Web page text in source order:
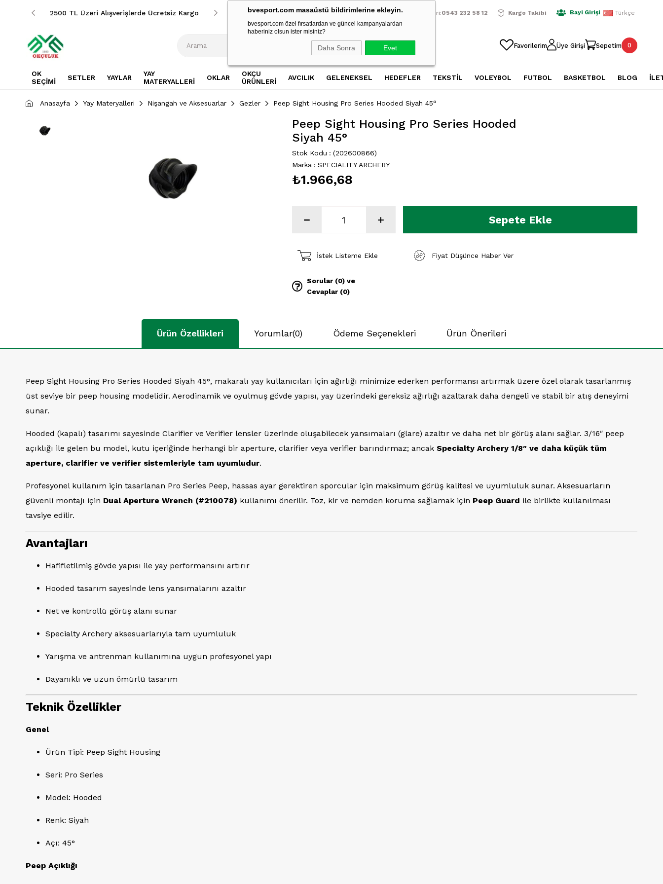
bvesport.com masaüstü bildirimlerine ekleyin.
bvesport.com özel fırsatlardan ve güncel kampanyalardan
haberiniz olsun ister misiniz?
Daha Sonra Evet
2500 TL Üzeri Alışverişlerde Ücretsiz Kargo 2500 TL Üzeri Alışverişlerde Ücretsiz Kargo 2500 TL Üzeri Alışverişlerde Ücretsiz Kargo 2500 TL Üzeri Alışverişlerde
Müşteri Hizmetleri:0543 232 58 12 Kargo Takibi Bayi Girişi Türkçe
Favorilerim Üye Girişi Sepetim 0
OK
SEÇİMİ
SETLER YAYLAR
YAY
MATERYALLERİ
OKLAR
OKÇU
ÜRÜNLERİ
AVCILIK GELENEKSEL HEDEFLER TEKSTİL VOLEYBOL FUTBOL BASKETBOL BLOG
Anasayfa Yay Materyalleri Nişangah ve Aksesuarlar Gezler Peep Sight Housing Pro Series Hooded Siyah 45°
Peep Sight Housing Pro Series Hooded
Siyah 45°
Stok Kodu
(202600866)
Marka : SPECIALITY ARCHERY
₺1.966,68
İstek Listeme Ekle Fiyat Düşünce Haber Ver
Sorular (0) ve
Cevaplar (0)
Ürün Özellikleri Yorumlar(0) Ödeme Seçenekleri Ürün Önerileri
Peep Sight Housing Pro Series Hooded Siyah 45°, makaralı yay kullanıcıları için ağırlığı minimize ederken performansı artırmak üzere özel olarak tasarlanmış
üst seviye bir peep housing modelidir. Aerodinamik ve oyulmuş gövde yapısı, yay üzerindeki gereksiz ağırlığı azaltarak daha dengeli ve stabil bir atış deneyimi
sunar.
Hooded (kapalı) tasarımı sayesinde Clarifier ve Verifier lensler üzerinde oluşabilecek yansımaları (glare) azaltır ve daha net bir görüş alanı sağlar. 3/16″ peep
açıklığı ile gelen bu model, kutu içeriğinde herhangi bir aperture, clarifier veya verifier barındırmaz; ancak Specialty Archery 1/8″ ve daha küçük tüm
aperture, clarifier ve verifier sistemleriyle tam uyumludur.
Profesyonel kullanım için tasarlanan Pro Series Peep, hassas ayar gerektiren sporcular için maksimum görüş kalitesi ve uyumluluk sunar. Aksesuarların
güvenli montajı için Dual Aperture Wrench (#210078) kullanımı önerilir. Toz, kir ve nemden koruma sağlamak için Peep Guard ile birlikte kullanılması
tavsiye edilir.
Avantajları
Hafifletilmiş gövde yapısı ile yay performansını artırır
Hooded tasarım sayesinde lens yansımalarını azaltır
Net ve kontrollü görüş alanı sunar
Specialty Archery aksesuarlarıyla tam uyumluluk
Yarışma ve antrenman kullanımına uygun profesyonel yapı
Dayanıklı ve uzun ömürlü tasarım
Teknik Özellikler
Genel
Ürün Tipi: Peep Sight Housing
Seri: Pro Series
Model: Hooded
Renk: Siyah
Açı: 45°
Peep Açıklığı